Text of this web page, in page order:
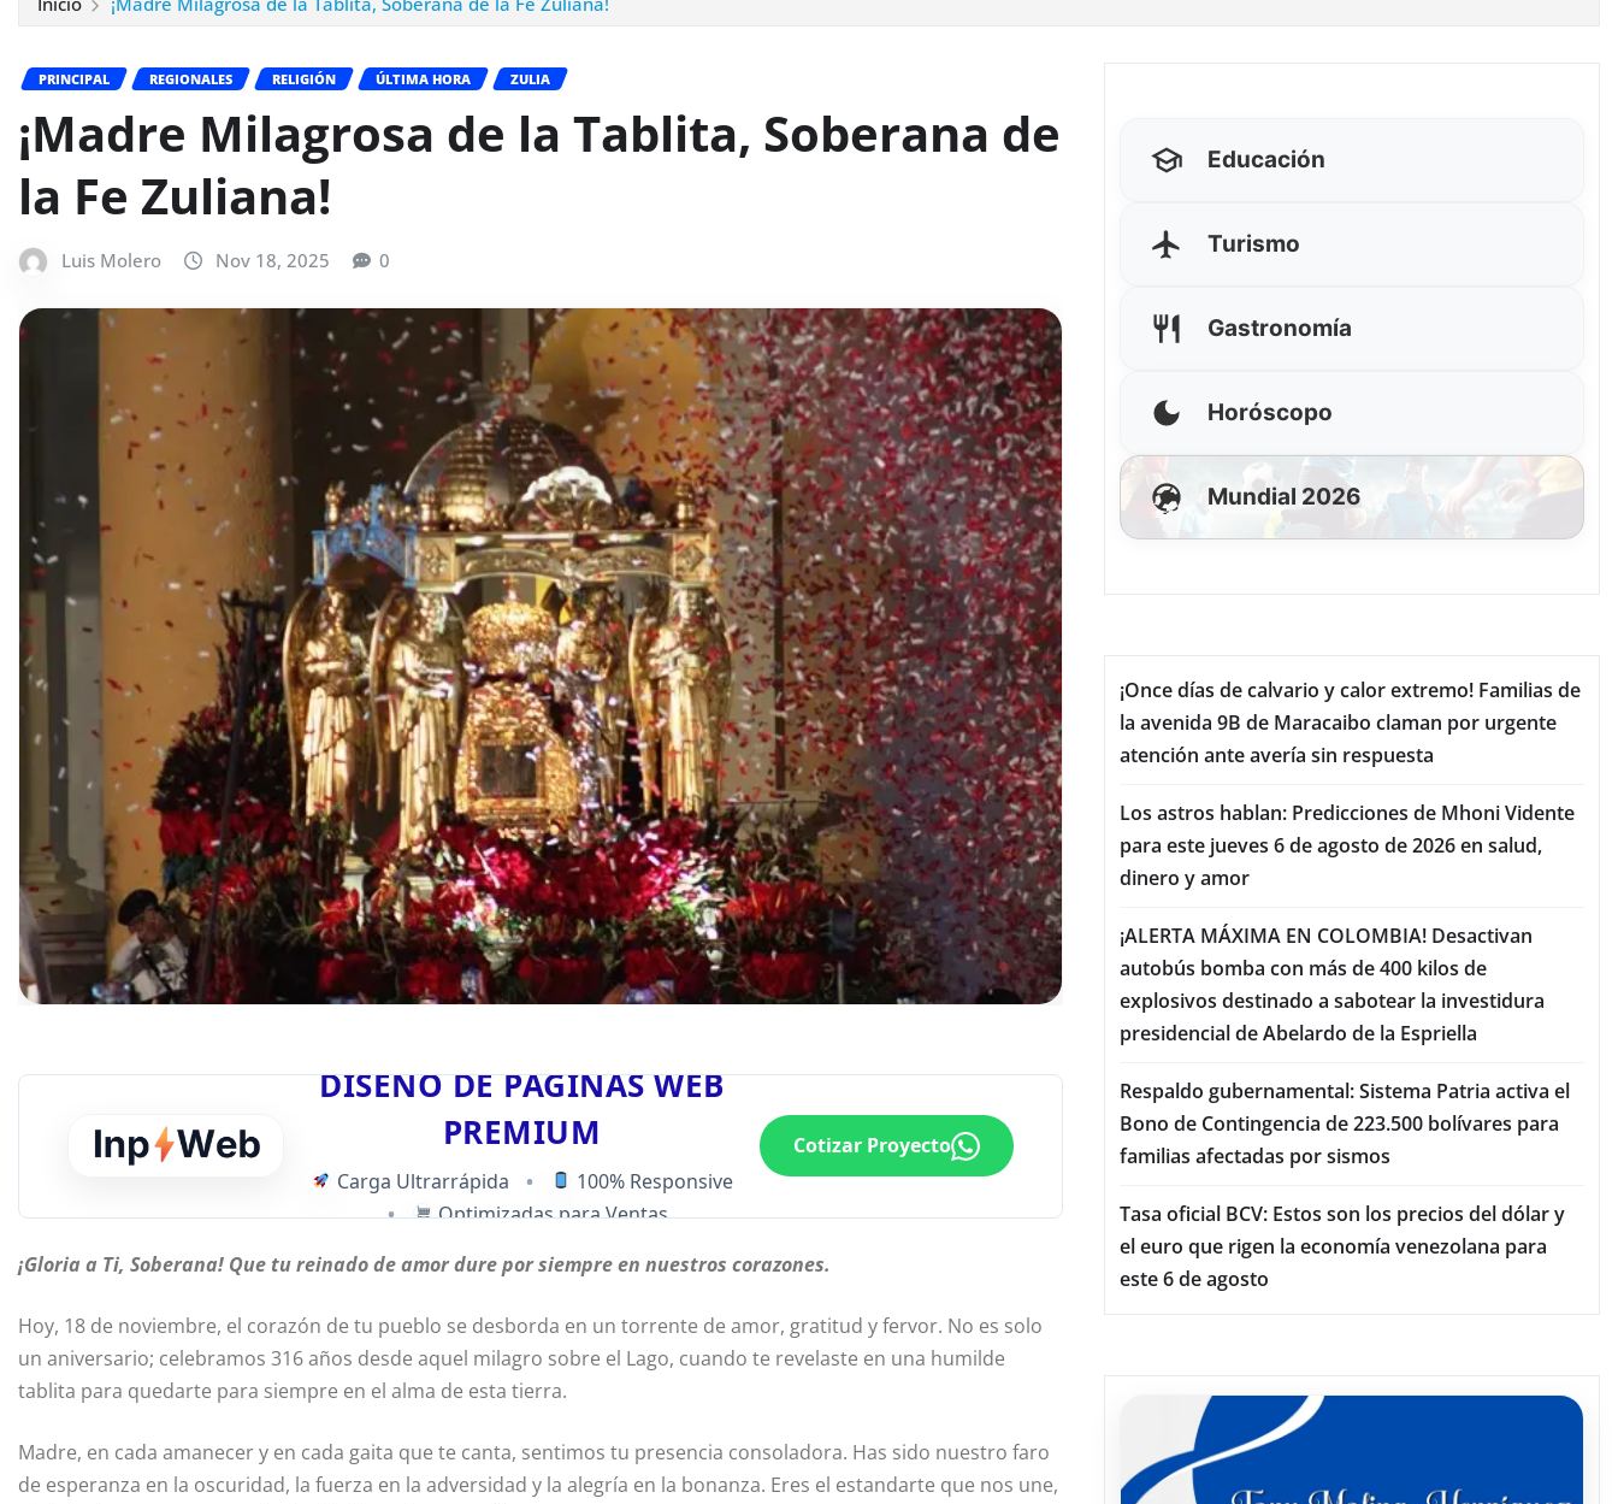
PRINCIPAL REGIONALES RELIGIÓN ÚLTIMA HORA ZULIA
¡Madre Milagrosa de la Tablita, Soberana de
la Fe Zuliana!
Luis Molero Nov 18, 2025 0
DISEÑO DE PÁGINAS WEB
PREMIUM
Carga Ultrarrápida •
100% Responsive
•
Optimizadas para Ventas
Cotizar Proyecto
¡Gloria a Ti, Soberana! Que tu reinado de amor dure por siempre en nuestros corazones.
Hoy, 18 de noviembre, el corazón de tu pueblo se desborda en un torrente de amor, gratitud y fervor. No es solo
un aniversario; celebramos 316 años desde aquel milagro sobre el Lago, cuando te revelaste en una humilde
tablita para quedarte para siempre en el alma de esta tierra.
Madre, en cada amanecer y en cada gaita que te canta, sentimos tu presencia consoladora. Has sido nuestro faro
de esperanza en la oscuridad, la fuerza en la adversidad y la alegría en la bonanza. Eres el estandarte que nos une,
Educación
Turismo
Gastronomía
Horóscopo
Mundial 2026
¡Once días de calvario y calor extremo! Familias de
la avenida 9B de Maracaibo claman por urgente
atención ante avería sin respuesta
Los astros hablan: Predicciones de Mhoni Vidente
para este jueves 6 de agosto de 2026 en salud,
dinero y amor
¡ALERTA MÁXIMA EN COLOMBIA! Desactivan
autobús bomba con más de 400 kilos de
explosivos destinado a sabotear la investidura
presidencial de Abelardo de la Espriella
Respaldo gubernamental: Sistema Patria activa el
Bono de Contingencia de 223.500 bolívares para
familias afectadas por sismos
Tasa oficial BCV: Estos son los precios del dólar y
el euro que rigen la economía venezolana para
este 6 de agosto